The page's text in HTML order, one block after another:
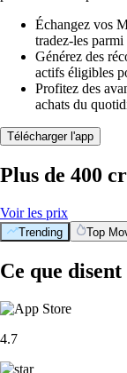
Échangez vos
tradez-les
Générez des
actifs éligibles
Profitez des
achats du
Télécharger l'app
Plus de 400
Voir les prix
Trending Top
Ce que
4.7